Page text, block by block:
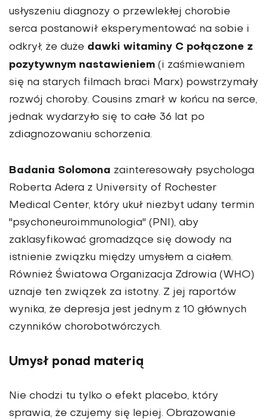
usłyszeniu diagnozy o przewlekłej chorobie
serca postanowił eksperymentować na sobie i
odkrył, że duże dawki witaminy C połączone z
pozytywnym nastawieniem (i zaśmiewaniem
się na starych filmach braci Marx) powstrzymały
rozwój choroby. Cousins zmarł w końcu na serce,
jednak wydarzyło się to całe 36 lat po
zdiagnozowaniu schorzenia.
Badania Solomona zainteresowały psychologa
Roberta Adera z University of Rochester
Medical Center, który ukuł niezbyt udany termin
"psychoneuroimmunologia" (PNI), aby
zaklasyfikować gromadzące się dowody na
istnienie związku między umysłem a ciałem.
Również Światowa Organizacja Zdrowia (WHO)
uznaje ten związek za istotny. Z jej raportów
wynika, że depresja jest jednym z 10 głównych
czynników chorobotwórczych.
Umysł ponad materią
Nie chodzi tu tylko o efekt placebo, który
sprawia, że czujemy się lepiej. Obrazowanie